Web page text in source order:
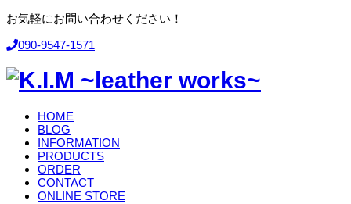
お気軽にお問い合わせください！
090-9547-1571
HOME
BLOG
INFORMATION
PRODUCTS
ORDER
CONTACT
ONLINE STORE